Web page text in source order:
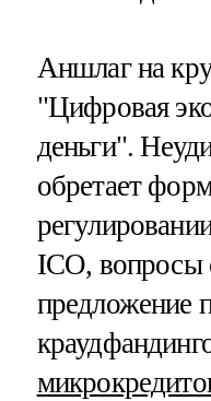
Аншлаг на
"Цифровая
деньги".
обретает
ICO, вопросы
предложение